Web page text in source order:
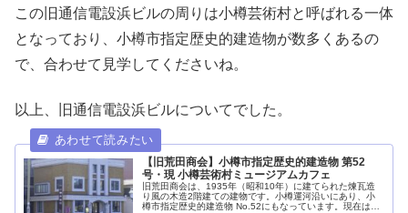
この旧通信電設浜ビルの周りは小樽芸術村と呼ばれる一体
となっており、小樽市指定歴史的建造物が数多くあるの
で、合わせて見学してくださいね。
以上、旧通信電設浜ビルについてでした。
【旧荒田商会】小樽市指定歴史的建造物 第52
号・現 小樽芸術村ミュージアムカフェ
旧荒田商会は、1935年（昭和10年）に建てられた煉瓦造
り風の木造2階建ての建物です。小樽運河沿いにあり、小
樽市指定歴史的建造物 No.52にもなっています。現在は小